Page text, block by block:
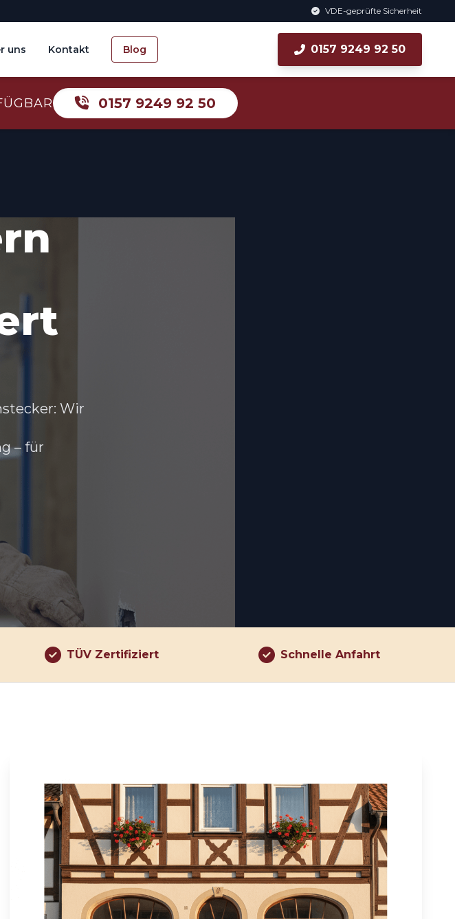
VDE-geprüfte Sicherheit
uns Kontakt Blog 0157 9249 92 50
0157 9249 92 50
Wir
– für
TÜV Zertifiziert Schnelle Anfahrt